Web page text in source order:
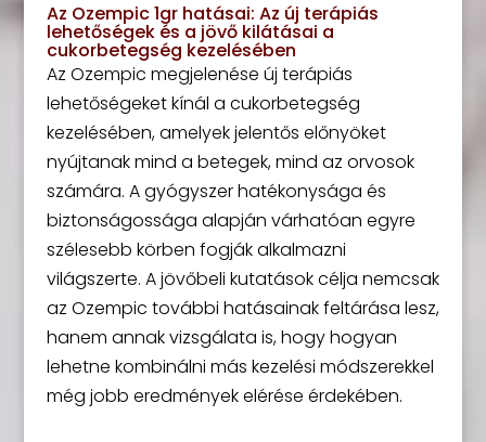
Az Ozempic 1gr hatásai: Az új terápiás
lehetőségek és a jövő kilátásai a
cukorbetegség kezelésében
Az Ozempic megjelenése új terápiás
lehetőségeket kínál a cukorbetegség
kezelésében, amelyek jelentős előnyöket
nyújtanak mind a betegek, mind az orvosok
számára. A gyógyszer hatékonysága és
biztonságossága alapján várhatóan egyre
szélesebb körben fogják alkalmazni
világszerte. A jövőbeli kutatások célja nemcsak
az Ozempic további hatásainak feltárása lesz,
hanem annak vizsgálata is, hogy hogyan
lehetne kombinálni más kezelési módszerekkel
még jobb eredmények elérése érdekében.